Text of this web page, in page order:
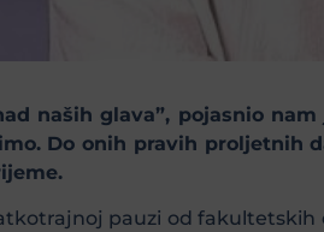
naših glava”, pojasnio
Do onih pravih proljetnih
pauzi od